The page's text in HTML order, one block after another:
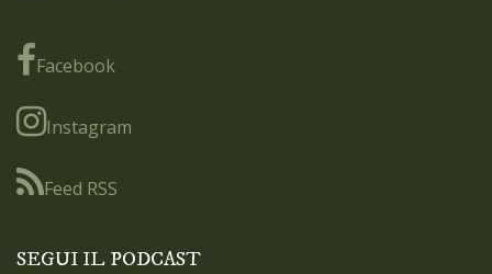
Facebook
Instagram
Feed RSS
SEGUI IL PODCAST